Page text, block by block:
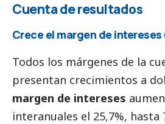
Cuenta de resultados
Crece el margen de intereses
Todos los márgenes de la
presentan crecimientos a
margen de intereses
interanuales el 25,7%, hasta